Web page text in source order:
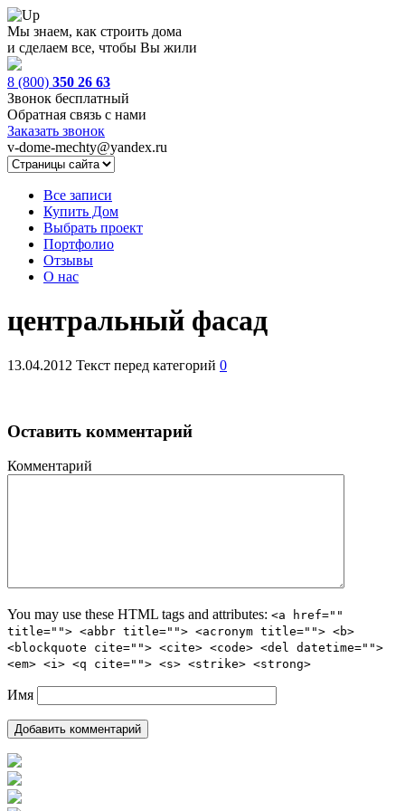
Мы знаем, как строить дома
и сделаем все, чтобы Вы жили
8 (800) 350 26 63
Звонок бесплатный
Обратная связь с нами
Заказать звонок
v-dome-mechty@yandex.ru
Все записи
Купить Дом
Выбрать проект
Портфолио
Отзывы
О нас
центральный фасад
13.04.2012 Текст перед категорий 0
Оставить комментарий
Комментарий
You may use these HTML tags and attributes: <a href=""
title=""> <abbr title=""> <acronym title=""> <b>
<blockquote cite=""> <cite> <code> <del datetime="">
<em> <i> <q cite=""> <s> <strike> <strong>
Имя